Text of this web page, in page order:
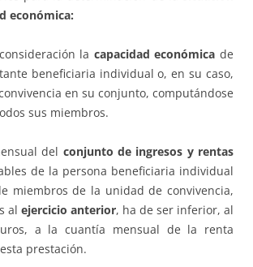
económica:
la capacidad económica de
beneficiaria individual o, en su caso,
en su conjunto, computándose
sus miembros.
del conjunto de ingresos y rentas
de la persona beneficiaria individual
miembros de la unidad de convivencia,
al ejercicio anterior, ha de ser inferior, al
a la cuantía mensual de la renta
prestación.